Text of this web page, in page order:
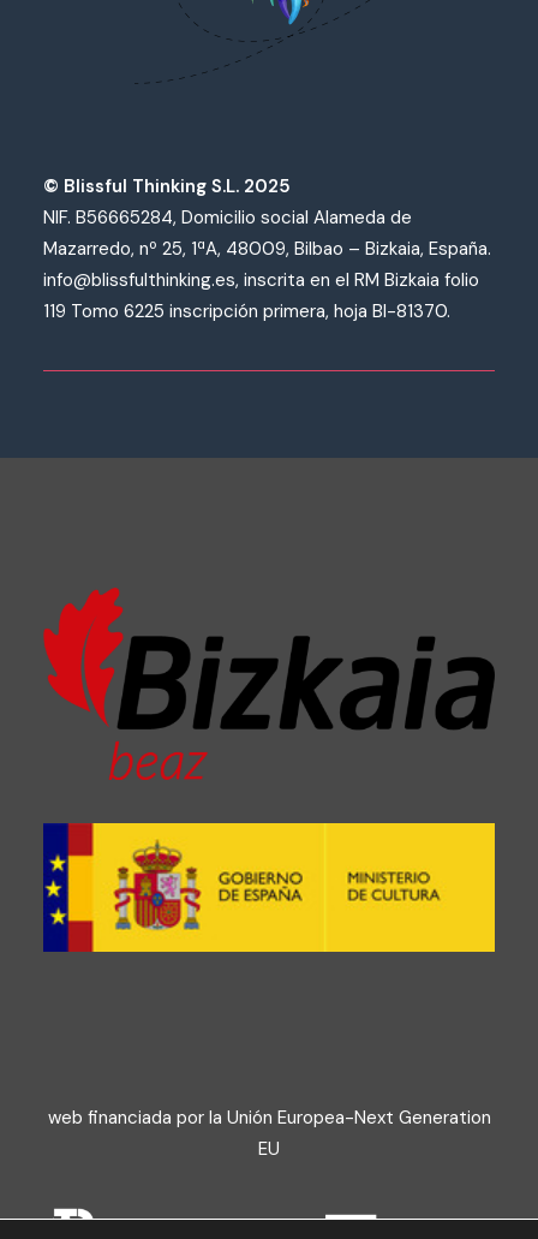
© Blissful Thinking S.L. 2025
NIF. B56665284, Domicilio social Alameda de
Mazarredo, nº 25, 1ªA, 48009, Bilbao – Bizkaia, España.
info@blissfulthinking.es, inscrita en el RM Bizkaia folio
119 Tomo 6225 inscripción primera, hoja BI-81370.
web financiada por la Unión Europea-Next Generation
EU